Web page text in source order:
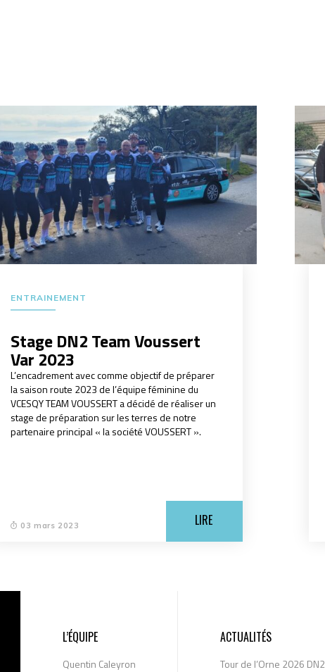
ENTRAINEMENT
Stage DN2 Team Voussert
Var 2023
L’encadrement avec comme objectif de préparer
la saison route 2023 de l’équipe féminine du
VCESQY TEAM VOUSSERT a décidé de réaliser un
stage de préparation sur les terres de notre
partenaire principal « la société VOUSSERT ».
03 mars 2023 LIRE
L’ÉQUIPE
Quentin Caleyron
ACTUALITÉS
Tour de l’Orne 2026 DN2